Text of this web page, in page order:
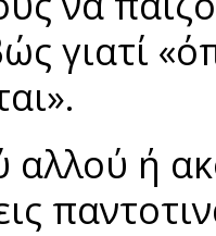
γιατί
αλλού ή